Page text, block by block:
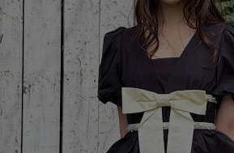
(2888)
ス/ドレス (1134)
(543)
B D F G
I J K
P R S T U
W X Y Z
その